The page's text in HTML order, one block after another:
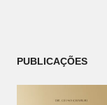
PUBLICAÇÕES